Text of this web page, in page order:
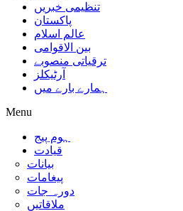
تنظیمی خبریں
پاکستان
عالم اسلام
بین الاقوامی
ترقیاتی منصوبے
آرٹیکلز
ہمارے بارے میں
Menu
ہوم پیج
قیادت
بیانات
پیغامات
دورہ جات
ملاقاتیں